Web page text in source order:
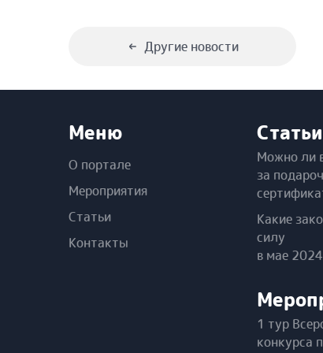
Другие новости
Меню
О портале
Мероприятия
Статьи
Контакты
Статьи
Можно ли
за
Какие
силу
в мае 2024
1 тур
конкурса